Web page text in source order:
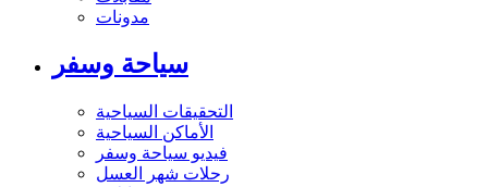
مدونات
سياحة وسفر
التحقيقات السياحية
الأماكن السياحية
فيديو سياحة وسفر
رحلات شهر العسل